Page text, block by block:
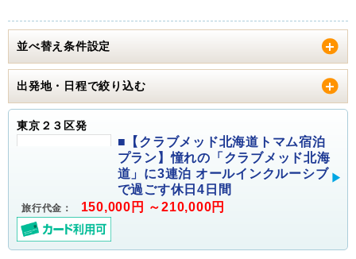
並べ替え条件設定
出発地・日程で絞り込む
東京２３区発
■【クラブメッド北海道トマム宿泊
プラン】憧れの「クラブメッド北海
道」に3連泊 オールインクルーシブ
で過ごす休日4日間
旅行代金： 150,000円 ～210,000円